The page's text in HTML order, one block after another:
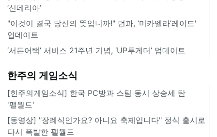
‘신데리아’
"이것이 결국 당신의 뜻입니까!" 던파, ‘미카엘라’레이드'
업데이트
‘서든어택’ 서비스 21주년 기념, ‘UP투게더’ 업데이트
한주의 게임소식
[힌주의게임소식] 한국 PC방과 스팀 동시 상승세 탄
'팰월드'
[동영상] "장례식인가요? 아니요 축제입니다" 정식 출시로
다시 폭발한 팰월드